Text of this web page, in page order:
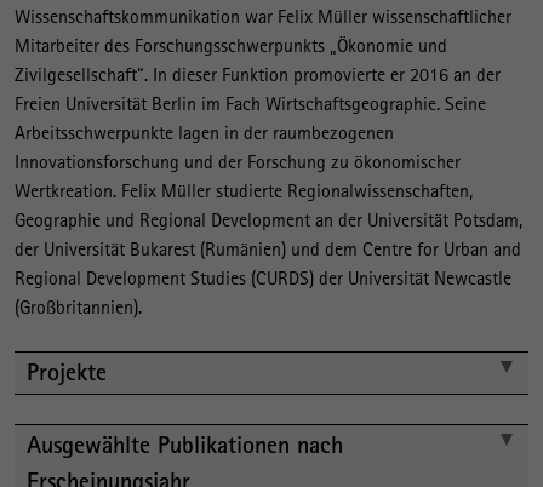
r
Wissenschaftskommunikation war Felix Müller wissenschaftlicher
Mitarbeiter des Forschungsschwerpunkts „Ökonomie und
Zivilgesellschaft“. In dieser Funktion promovierte er 2016 an der
Freien Universität Berlin im Fach Wirtschaftsgeographie. Seine
Arbeitsschwerpunkte lagen in der raumbezogenen
Innovationsforschung und der Forschung zu ökonomischer
Wertkreation. Felix Müller studierte Regionalwissenschaften,
Geographie und Regional Development an der Universität Potsdam,
der Universität Bukarest (Rumänien) und dem Centre for Urban and
Regional Development Studies (CURDS) der Universität Newcastle
(Großbritannien).
Projekte
Ausgewählte Publikationen nach
Erscheinungsjahr